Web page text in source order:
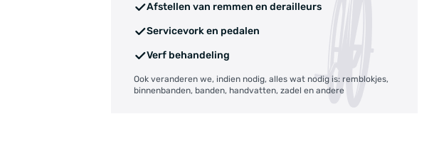
Afstellen van remmen en derailleurs
Servicevork en pedalen
Verf behandeling
Ook veranderen we, indien nodig, alles wat nodig is: remblokjes,
binnenbanden, banden, handvatten, zadel en andere